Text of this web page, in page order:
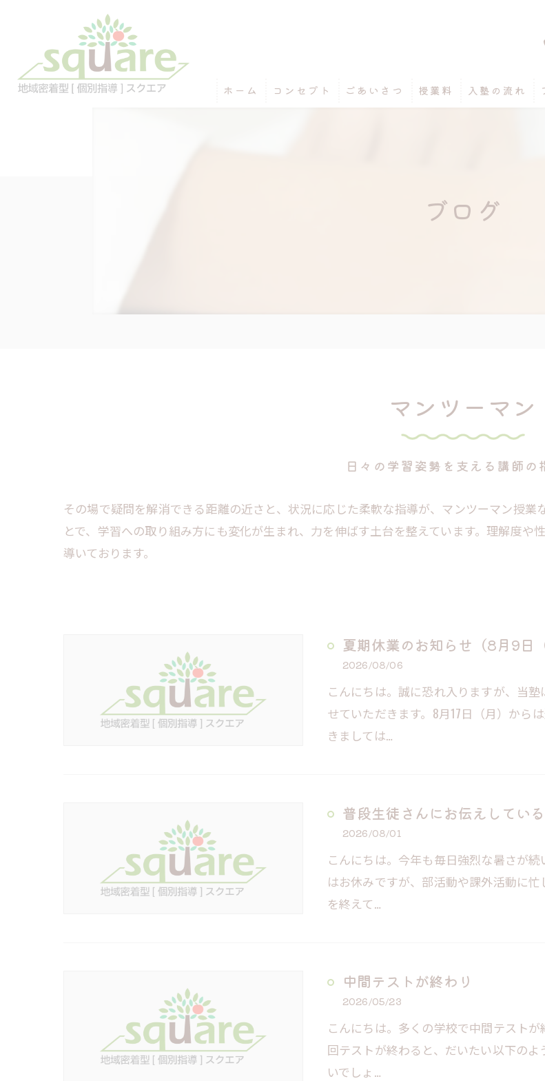
ホーム コンセプト ごあいさつ 授業料 入塾の流れ
ブログ
マンツーマン
日々の学習姿勢を支える講師の
その場で疑問を解消できる距離の近さと、状況に応じた柔軟な指導が、マンツーマン授
とで、学習への取り組み方にも変化が生まれ、力を伸ばす土台を整えています。理解度や
導いております。
夏期休業のお知らせ（8月9日
2026/08/06
こんにちは。誠に恐れ入りますが、当
せていただきます。8月17日（月）から
きましては…
普段生徒さんにお伝えしてい
2026/08/01
こんにちは。今年も毎日強烈な暑さが
はお休みですが、部活動や課外活動に
を終えて…
中間テストが終わり
2026/05/23
こんにちは。多くの学校で中間テスト
回テストが終わると、だいたい以下の
いでしょ…